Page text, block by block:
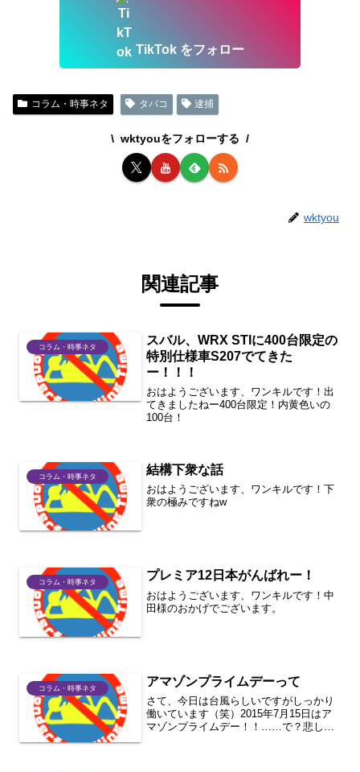
TikTok をフォロー
コラム・時事ネタ タバコ 逮捕
wktyouをフォローする
wktyou
関連記事
コラム・時事ネタ
スバル、WRX STIに400台限定の
特別仕様車S207でてきた
ー！！！
おはようございます、ワンキルです！出
てきましたねー400台限定！内黄色いの
100台！
コラム・時事ネタ 結構下衆な話
おはようございます、ワンキルです！下
衆の極みですねw
コラム・時事ネタ プレミア12日本がんばれー！
おはようございます、ワンキルです！中
田様のおかげでございます。
コラム・時事ネタ アマゾンプライムデーって
さて、今日は台風らしいですがしっかり
働いています（笑）2015年7月15日はア
マゾンプライムデー！！……で？悲しい